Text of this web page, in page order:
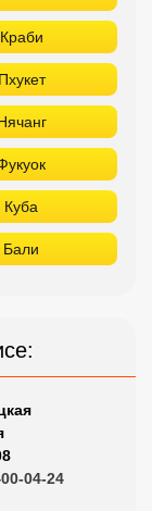
Краби
Пхукет
Куба
Бали
04-24